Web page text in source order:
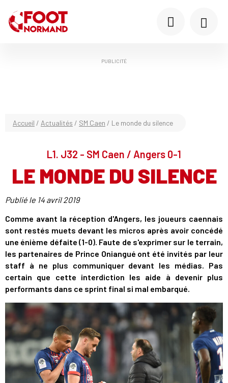
PUBLICITÉ
Accueil / Actualités / SM Caen / Le monde du silence
L1. J32 - SM Caen / Angers 0-1
LE MONDE DU SILENCE
Publié le 14 avril 2019
Comme avant la réception d'Angers, les joueurs caennais
sont restés muets devant les micros après avoir concédé
une énième défaite (1-0). Faute de s'exprimer sur le terrain,
les partenaires de Prince Oniangué ont été invités par leur
staff à ne plus communiquer devant les médias. Pas
certain que cette interdiction les aide à devenir plus
performants dans ce sprint final si mal embarqué.